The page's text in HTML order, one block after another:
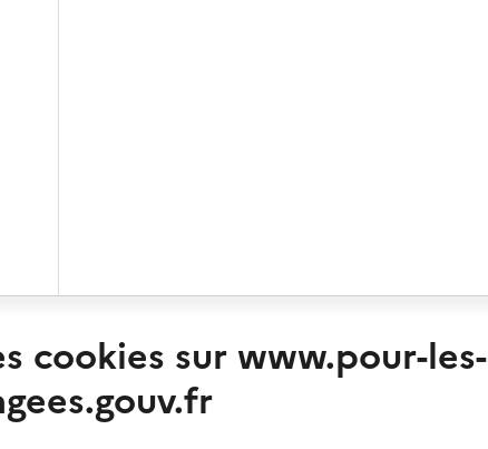
cookies sur www.pour-les-